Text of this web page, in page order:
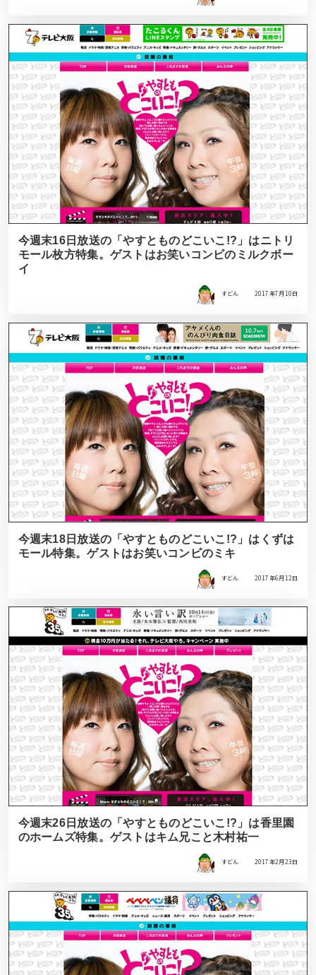
今週末16日放送の「やすとものどこいこ!?」はニトリ
モール枚方特集。ゲストはお笑いコンビのミルクボー
イ
すどん 2017年7月10日
今週末18日放送の「やすとものどこいこ!?」はくずは
モール特集。ゲストはお笑いコンビのミキ
すどん 2017年6月12日
今週末26日放送の「やすとものどこいこ!?」は香里園
のホームズ特集。ゲストはキム兄こと木村祐一
すどん 2017年2月23日